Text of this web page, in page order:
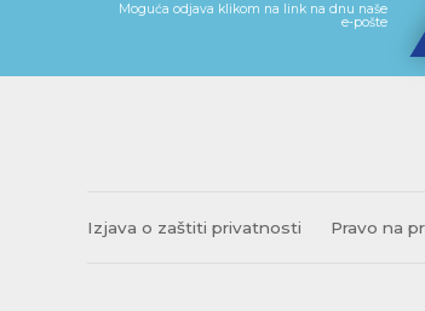
Moguća odjava klikom na link na dnu naše
e-pošte
Izjava o zaštiti privatnosti Pravo na